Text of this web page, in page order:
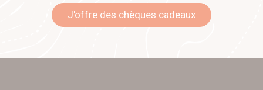
J'offre des chèques cadeaux